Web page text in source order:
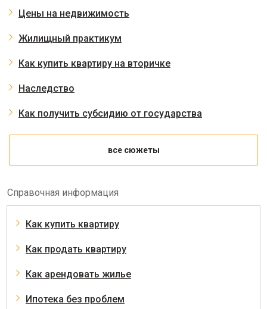
Цены на недвижимость
Жилищный практикум
Как купить квартиру на вторичке
Наследство
Как получить субсидию от государства
все сюжеты
Справочная информация
Как купить квартиру
Как продать квартиру
Как арендовать жилье
Ипотека без проблем